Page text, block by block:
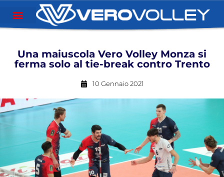
Una maiuscola Vero Volley Monza si
ferma solo al tie-break contro Trento
10 Gennaio 2021